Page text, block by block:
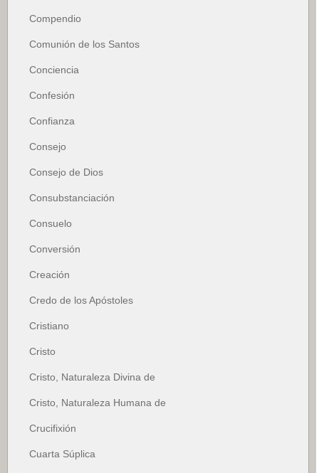
Compendio
Comunión de los Santos
Conciencia
Confesión
Confianza
Consejo
Consejo de Dios
Consubstanciación
Consuelo
Conversión
Creación
Credo de los Apóstoles
Cristiano
Cristo
Cristo, Naturaleza Divina de
Cristo, Naturaleza Humana de
Crucifixión
Cuarta Súplica